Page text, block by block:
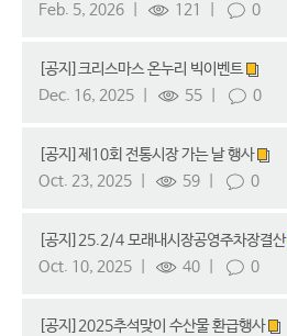
Feb. 5, 2026
121 0
[공지]크리스마스 온누리 빅이벤트
Dec. 16, 2025
55 0
[공지]제10회 전통시장 가는 날 행사
Oct. 23, 2025
59 0
[공지]25.2/4 모래내시장공영주차장결산
Oct. 10, 2025
40 0
[공지]2025추석맞이 수산물 환급행사